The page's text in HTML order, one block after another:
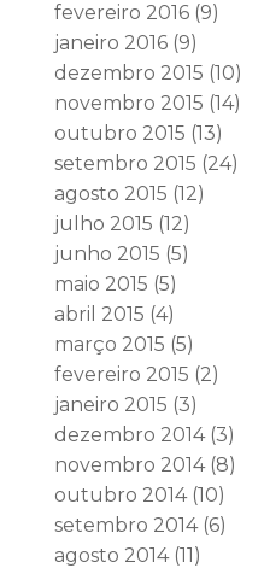
fevereiro 2016(9)
janeiro 2016(9)
dezembro 2015 (10)
novembro 2015 (14)
outubro 2015 (13)
setembro 2015 (24)
agosto 2015 (12)
julho 2015 (12)
junho 2015 (5)
maio 2015 (5)
abril 2015 (4)
março 2015 (5)
fevereiro 2015 (2)
janeiro 2015 (3)
dezembro 2014(3)
novembro 2014(8)
outubro 2014(10)
setembro 2014(6)
agosto 2014(11)